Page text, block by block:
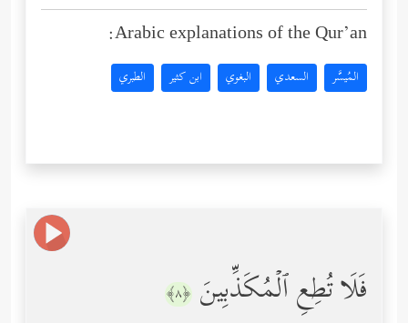
Arabic explanations of the Qur’an:
المُيسَّر السعدي البغوي ابن كثير الطبري
فَلَا تُطِعِ ٱلۡمُكَذِّبِینَ ﴿٨﴾